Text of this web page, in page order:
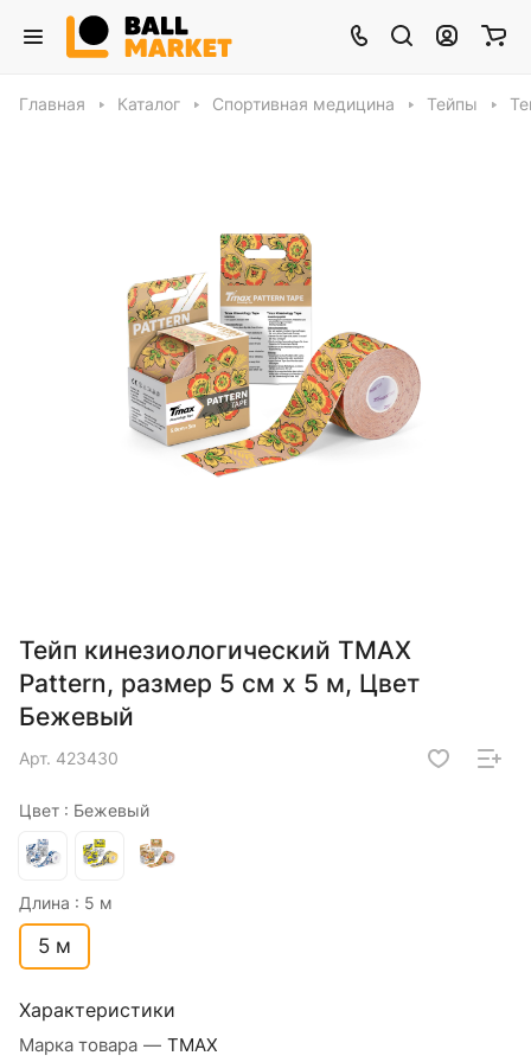
Главная Каталог Спортивная медицина Тейпы
Тейп кинезиологический TMAX
Pattern, размер 5 см x 5 м, Цвет
Бежевый
Арт. 423430
Цвет : Бежевый
Длина : 5 м
5 м
Характеристики
Марка товара — TMAX